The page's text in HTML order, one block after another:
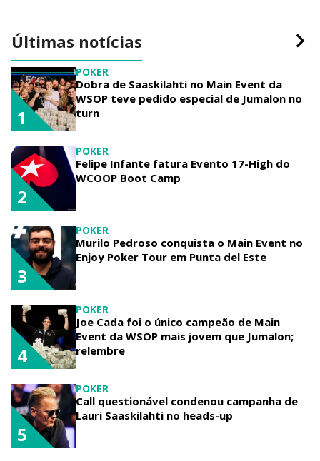
Últimas notícias
POKER
Dobra de Saaskilahti no Main Event da
WSOP teve pedido especial de Jumalon no
turn
1
POKER
Felipe Infante fatura Evento 17-High do
WCOOP Boot Camp
2
POKER
Murilo Pedroso conquista o Main Event no
Enjoy Poker Tour em Punta del Este
3
POKER
Joe Cada foi o único campeão de Main
Event da WSOP mais jovem que Jumalon;
relembre
4
POKER
Call questionável condenou campanha de
Lauri Saaskilahti no heads-up
5